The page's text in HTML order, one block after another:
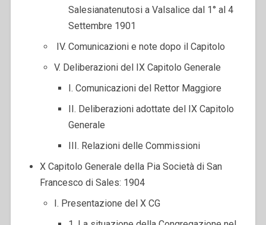
Salesianatenutosi a Valsalice dal 1° al 4
Settembre 1901
IV. Comunicazioni e note dopo il Capitolo
V. Deliberazioni del IX Capitolo Generale
I. Comunicazioni del Rettor Maggiore
II. Deliberazioni adottate del IX Capitolo
Generale
III. Relazioni delle Commissioni
X Capitolo Generale della Pia Società di San
Francesco di Sales: 1904
I. Presentazione del X CG